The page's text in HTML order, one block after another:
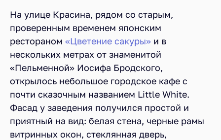
На улице Красина, рядом со старым,
проверенным временем японским
рестораном «Цветение сакуры» и в
нескольких метрах от знаменитой
«Пельменной» Иосифа Бродского,
открылось небольшое городское кафе с
почти сказочным названием Little White.
Фасад у заведения получился простой и
приятный на вид: белая стена, черные рамы
витринных окон, стеклянная дверь,